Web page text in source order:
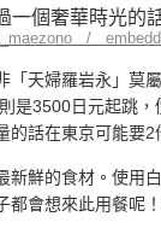
/
天婦羅岩永」莫
是3500日元起跳
話在東京可能要2
新鮮的食材。使用
都會想來此用餐呢